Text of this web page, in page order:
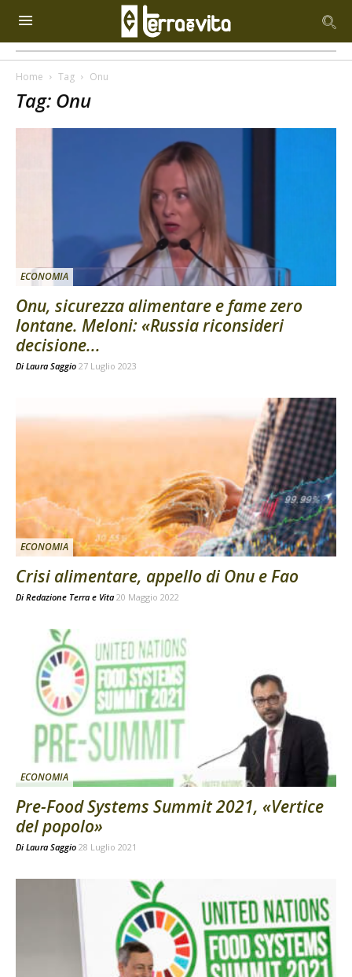
Home Tag Onu
Tag: Onu
ECONOMIA
Onu, sicurezza alimentare e fame zero
lontane. Meloni: «Russia riconsideri
decisione...
Di Laura Saggio 27 Luglio 2023
ECONOMIA
Crisi alimentare, appello di Onu e Fao
Di Redazione Terra e Vita 20 Maggio 2022
ECONOMIA
Pre-Food Systems Summit 2021, «Vertice
del popolo»
Di Laura Saggio 28 Luglio 2021